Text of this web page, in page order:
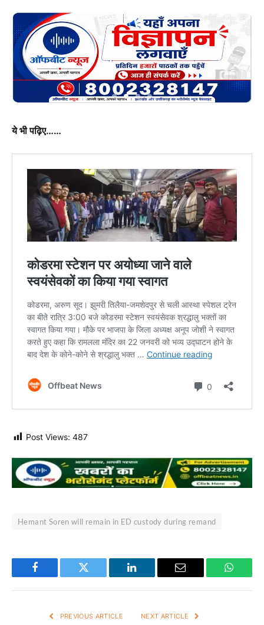
ये भी पढ़िए……
Post Views: 487
Hemant Soren will remain in ED custody during remand
Facebook Twitter LinkedIn Email
PREVIOUS ARTICLE NEXT ARTICLE